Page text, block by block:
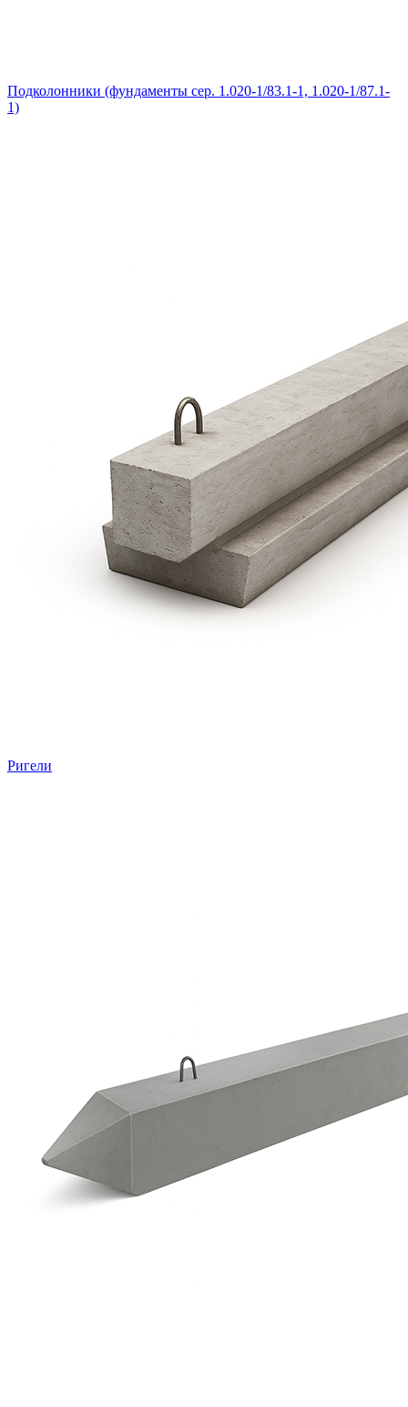
Подколонники (фундаменты сер. 1.020-1/83.1-1, 1.020-1/87.1-
1)
Ригели